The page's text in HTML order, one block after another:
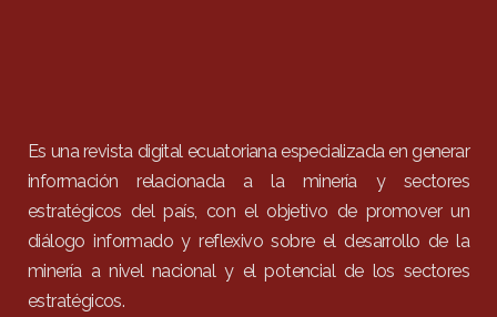
Es una revista digital ecuatoriana especializada en generar
información relacionada a la minería y sectores
estratégicos del país, con el objetivo de promover un
diálogo informado y reflexivo sobre el desarrollo de la
minería a nivel nacional y el potencial de los sectores
estratégicos.